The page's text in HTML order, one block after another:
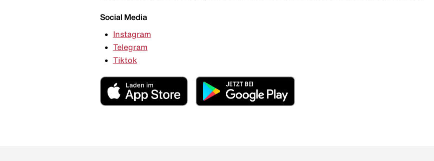
Social Media
Instagram
Telegram
Tiktok